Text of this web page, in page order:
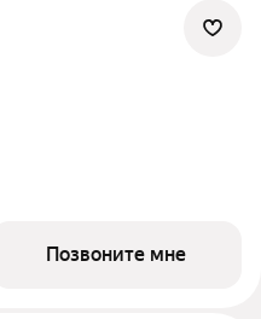
Позвоните мне